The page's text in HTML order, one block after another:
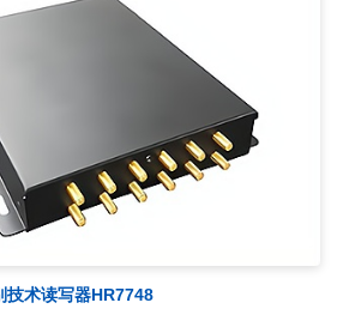
技术读写器HR7748